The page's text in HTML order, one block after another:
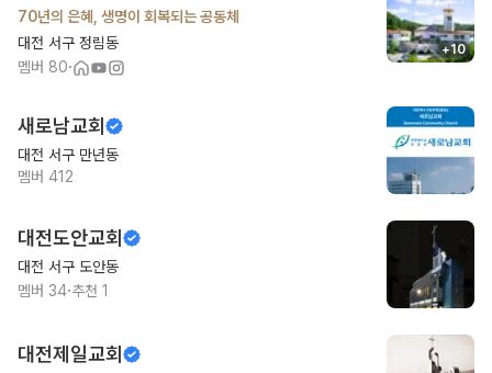
70년의 은혜, 생명이 회복되는 공동체
대전 서구 정림동
멤버 80·
+10
새로남교회
대전 서구 만년동
멤버 412
대전도안교회
대전 서구 도안동
멤버 34·추천 1
대전제일교회